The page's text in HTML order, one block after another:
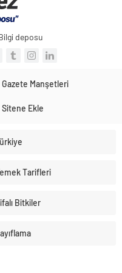
deposu
Gazete Manşetleri
Sitene Ekle
Tarifleri
Bitkiler